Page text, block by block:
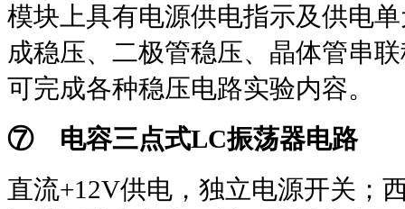
模块上具有电源供电指示及供电
成稳压、二极管稳压、晶体管串
可完成各种稳压电路实验内容。
⑦ 电容三点式LC振荡器电路
直流+12V供电，独立电源开关；